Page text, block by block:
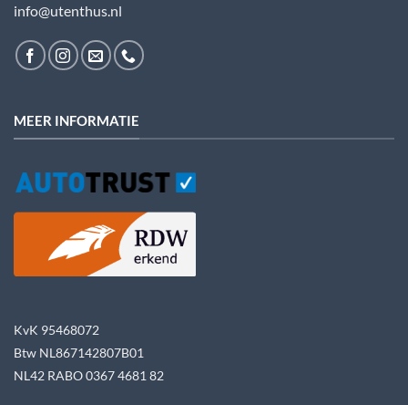
info@utenthus.nl
MEER INFORMATIE
KvK 95468072
Btw NL867142807B01
NL42 RABO 0367 4681 82